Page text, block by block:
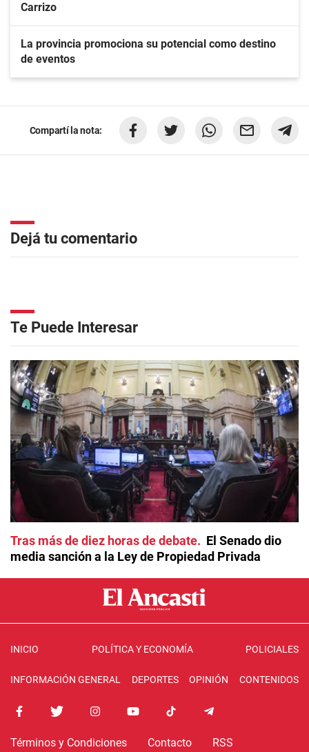
Carrizo
La provincia promociona su potencial como destino
de eventos
Compartí la nota:
Dejá tu comentario
Te Puede Interesar
Tras más de diez horas de debate
El Senado dio
media sanción a la Ley de Propiedad Privada
INICIO POLÍTICA Y ECONOMÍA POLICIALES
INFORMACIÓN GENERAL DEPORTES OPINIÓN CONTENIDOS
Términos y Condiciones Contacto RSS